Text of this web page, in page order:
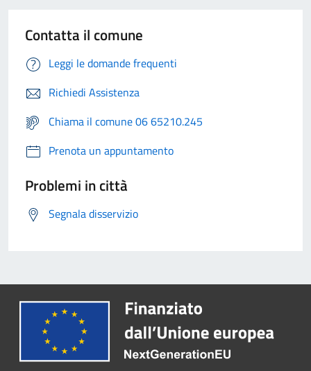
Contatta il comune
Leggi le domande frequenti
Richiedi Assistenza
Chiama il comune 06 65210.245
Prenota un appuntamento
Problemi in città
Segnala disservizio